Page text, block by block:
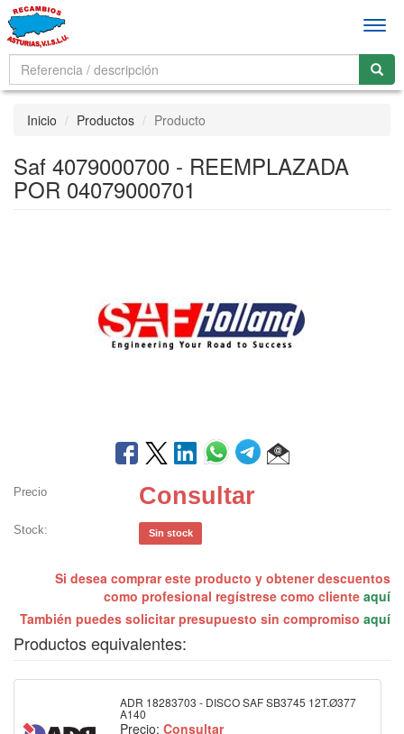
Inicio Productos Producto
Saf 4079000700 - REEMPLAZADA
POR 04079000701
Precio Consultar
Stock: Sin stock
Si desea comprar este producto y obtener descuentos
como profesional regístrese como cliente aquí
También puedes solicitar presupuesto sin compromiso aquí
Productos equivalentes:
ADR 18283703 - DISCO SAF SB3745 12T.Ø377
A140
Precio: Consultar